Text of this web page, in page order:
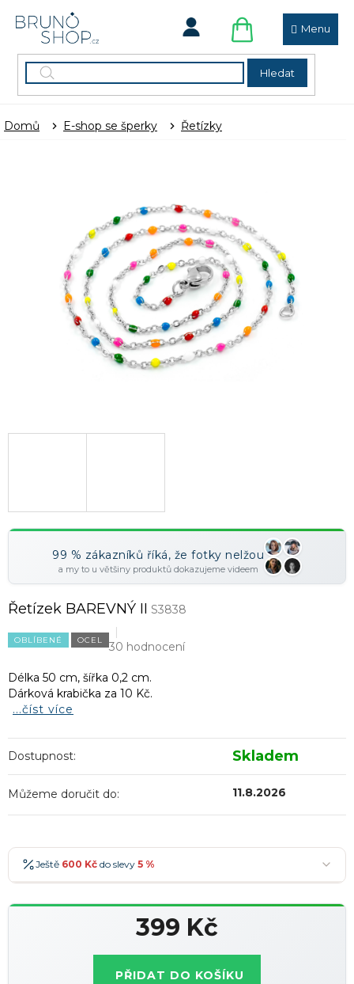
Hledat
NÁKUPNÍ
KOŠÍK
Domů E-shop se šperky Řetízky
99 % zákazníků říká, že fotky nelžou
a my to u většiny produktů dokazujeme videem
Řetízek BAREVNÝ II S3838
OBLÍBENÉ OCEL 30 hodnocení
Délka 50 cm, šířka 0,2 cm.
Dárková krabička za 10 Kč.
...číst více
Dostupnost: Skladem
Můžeme doručit do: 11.8.2026
Ještě 600 Kč do slevy 5 %
399 Kč
PŘIDAT DO KOŠÍKU